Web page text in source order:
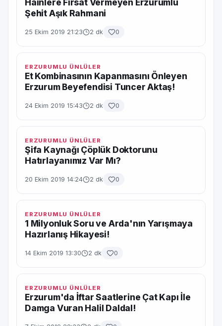
Hainlere Fırsat Vermeyen Erzurumlu
Şehit Aşık Rahmani
25 Ekim 2019 21:23 2 dk 0
ERZURUMLU ÜNLÜLER
Et Kombinasının Kapanmasını Önleyen
Erzurum Beyefendisi Tuncer Aktaş!
24 Ekim 2019 15:43 2 dk 0
ERZURUMLU ÜNLÜLER
Şifa Kaynağı Çöplük Doktorunu
Hatırlayanımız Var Mı?
20 Ekim 2019 14:24 2 dk 0
ERZURUMLU ÜNLÜLER
1 Milyonluk Soru ve Arda'nın Yarışmaya
Hazırlanış Hikayesi!
14 Ekim 2019 13:30 2 dk 0
ERZURUMLU ÜNLÜLER
Erzurum'da İftar Saatlerine Çat Kapı İle
Damga Vuran Halil Daldal!